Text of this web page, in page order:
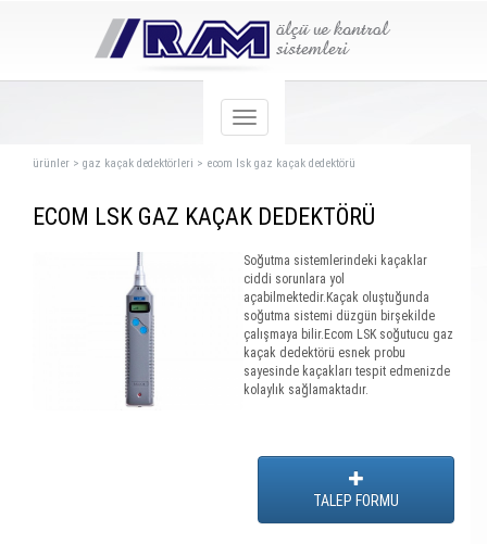
ürünler > gaz kaçak dedektörleri > ecom lsk gaz kaçak dedektörü
ECOM LSK GAZ KAÇAK DEDEKTÖRÜ
Soğutma sistemlerindeki kaçaklar
ciddi sorunlara yol
açabilmektedir.Kaçak oluştuğunda
soğutma sistemi düzgün birşekilde
çalışmaya bilir.Ecom LSK soğutucu gaz
kaçak dedektörü esnek probu
sayesinde kaçakları tespit edmenizde
kolaylık sağlamaktadır.
TALEP FORMU